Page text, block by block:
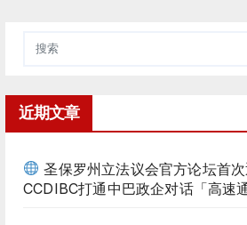
近期文章
圣保罗州立法议会官方论坛首次
CCDIBC打通中巴政企对话「高速